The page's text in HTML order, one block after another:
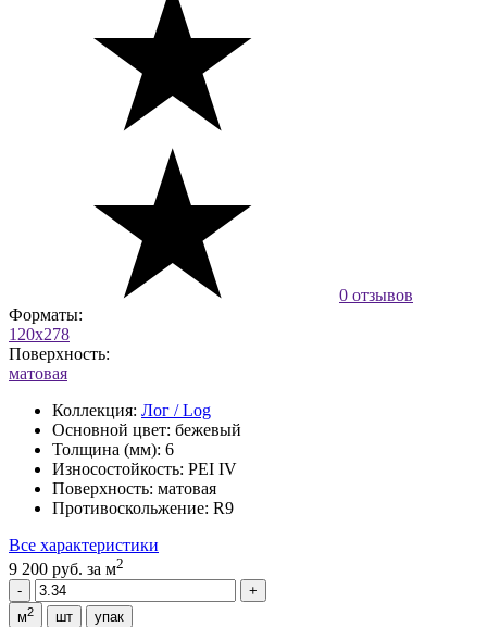
0 отзывов
Форматы:
120x278
Поверхность:
матовая
Коллекция: Лог / Log
Основной цвет: бежевый
Толщина (мм): 6
Износостойкость: PEI IV
Поверхность: матовая
Противоскольжение: R9
Все характеристики
9 200 руб. за м2
м2 шт упак